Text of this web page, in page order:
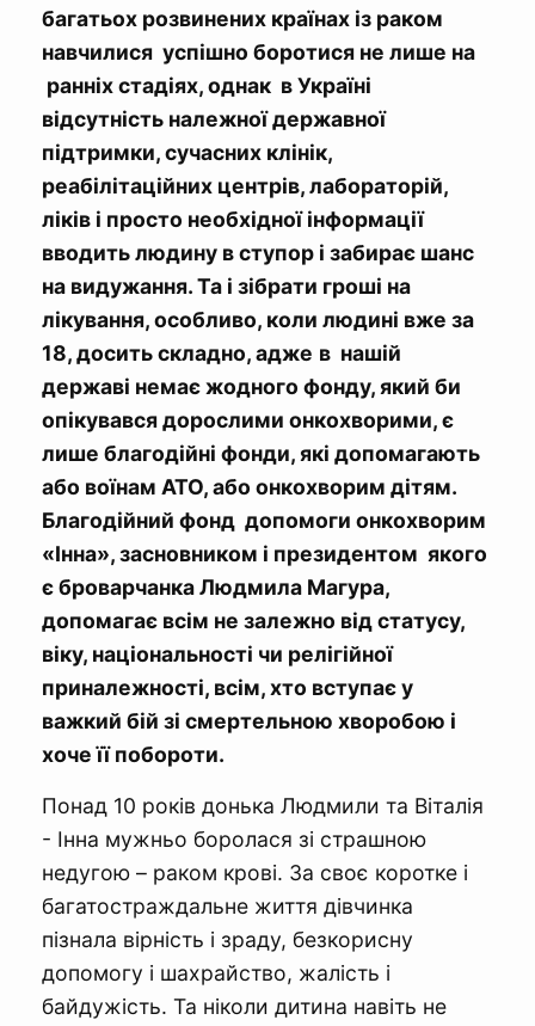
багатьох розвинених країнах із раком
навчилися успішно боротися не лише на
ранніх стадіях, однак в Україні
відсутність належної державної
підтримки, сучасних клінік,
реабілітаційних центрів, лабораторій,
ліків і просто необхідної інформації
вводить людину в ступор і забирає шанс
на видужання. Та і зібрати гроші на
лікування, особливо, коли людині вже за
18, досить складно, адже в нашій
державі немає жодного фонду, який би
опікувався дорослими онкохворими, є
лише благодійні фонди, які допомагають
або воїнам АТО, або онкохворим дітям.
Благодійний фонд допомоги онкохворим
«Інна», засновником і президентом якого
є броварчанка Людмила Магура,
допомагає всім не залежно від статусу,
віку, національності чи релігійної
приналежності, всім, хто вступає у
важкий бій зі смертельною хворобою і
хоче її побороти.
Понад 10 років донька Людмили та Віталія
- Інна мужньо боролася зі страшною
недугою – раком крові. За своє коротке і
багатостраждальне життя дівчинка
пізнала вірність і зраду, безкорисну
допомогу і шахрайство, жалість і
байдужість. Та ніколи дитина навіть не